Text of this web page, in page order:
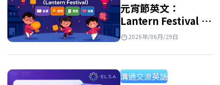
元宵節英文：
Lantern Festival 的
由來、英文介紹、單
2026年/06月/29日
溝通交流英語